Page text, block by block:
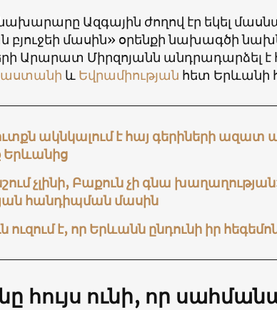
Ազգային ժողով էր եկել
մասին» օրենքի նախագծի
Արարատ Միրզոյանն անդրադարձել է
և Եվրամիության հետ Երևանի
ակնկալում է հայ գերիների ազատ
Երևանից
չլինի, Բաքուն չի գնա
հանդիպման մասին
ուզում է, որ Երևանն ընդունի իր
հույս ունի, որ